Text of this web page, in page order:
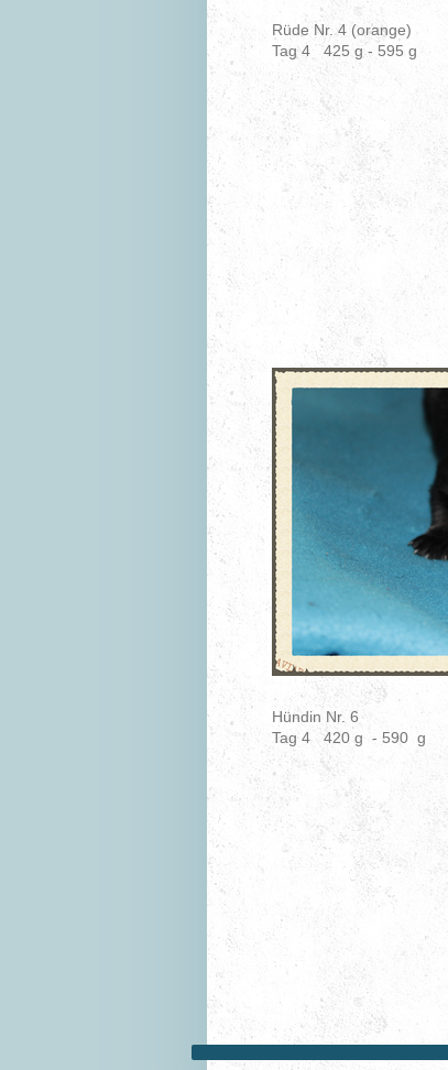
Rüde Nr. 4 (orange)
Tag 4 425 g - 595 g
Hündin Nr. 6
Tag 4 420 g - 590 g